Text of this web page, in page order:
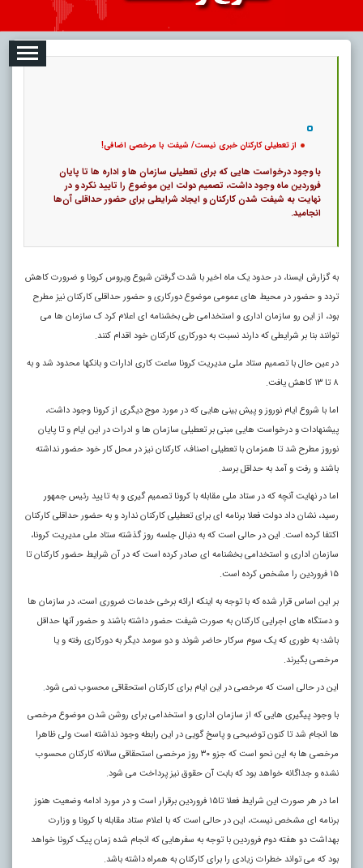
از تعطیلی کارکنان خبری نیست/ شیفت با مرخصی اضافی!
با وجود درخواست هایی که برای تعطیلی سازمان ها و اداره ها تا پایان
فروردین ماه وجود داشت، تصمیم دولت این موضوع را تایید نکرد و در
نهایت به شیفت شدن کارکنان و ایجاد شرایطی برای حضور حداقلی آن‌ها
انجامید.
به گزارش ایسنا، در حدود یک ماه اخیر با شدت گرفتن شیوع ویروس کرونا و ضرورت کاهش
تردد و حضور در محیط های عمومی موضوع دورکاری و حضور حداقلی کارکنان نیز مطرح
بود، از این رو سازمان اداری و استخدامی طی بخشنامه ای اعلام کرد ک سازمان ها می
توانند بنا بر شرایطی که دارند نسبت به دورکاری کارکنان خود اقدام کنند.
در عین حال با تصمیم ستاد ملی مدیریت کرونا ساعت کاری ادارات و بانکها محدود شد و به
۸ تا ۱۳ کاهش یافت.
اما با شروع ایام نوروز و پیش بینی هایی که در مورد موج دیگری از کرونا وجود داشت،
پیشنهادات و درخواست هایی مبنی بر تعطیلی سازمان ها و ادرات در این ایام و تا پایان
نوروز مطرح شد تا همزمان با تعطیلی اصناف، کارکنان نیز در محل کار خود حضور نداشته
باشند و رفت و آمد به حداقل برسد.
اما در نهایت آنچه که در ستاد ملی مقابله با کرونا تصمیم گیری و به تایید رئیس جمهور
رسید، نشان داد دولت فعلا برنامه ای برای تعطیلی کارکنان ندارد و به حضور حداقلی کارکنان
اکتفا کرده است. این در حالی است که به دنبال جلسه روز گذشته ستاد ملی مدیریت کرونا،
سازمان اداری و استخدامی بخشنامه ای صادر کرده است که در آن شرایط حضور کارکنان تا
۱۵ فروردین را مشخص کرده است.
بر این اساس قرار شده که با توجه به اینکه ارائه برخی خدمات ضروری است، در سازمان ها
و دستگاه های اجرایی کارکنان به صورت شیفت حضور داشته باشند و حضور آنها حداقل
باشد؛ به طوری که یک سوم سرکار حاضر شوند و دو سومد دیگر به دورکاری رفته و یا
مرخصی بگیرند.
این در حالی است که مرخصی در این ایام برای کارکنان استحقاقی محسوب نمی شود.
با وجود پیگیری هایی که از سازمان اداری و استخدامی برای روشن شدن موضوع مرخصی
ها انجام شد تا کنون توضیحی و پاسخ گویی در این رابطه وجود نداشته است ولی ظاهرا
مرخصی ها به این نحو است که جزو ۳۰ روز مرخصی استحقاقی سالانه کارکنان محسوب
نشده و جداگانه خواهد بود که بابت آن حقوق نیز پرداخت می شود.
اما در هر صورت این شرایط فعلا تا۱۵ فروردین برقرار است و در مورد ادامه وضعیت هنوز
برنامه ای مشخص نیست، این در حالی است که با اعلام ستاد مقابله با کرونا و وزارت
بهداشت دو هفته دوم فروردین با توجه به سفرهایی که انجام شده زمان پیک کرونا خواهد
بود که می تواند خطرات زیادی را برای کارکنان به همراه داشته باشد.